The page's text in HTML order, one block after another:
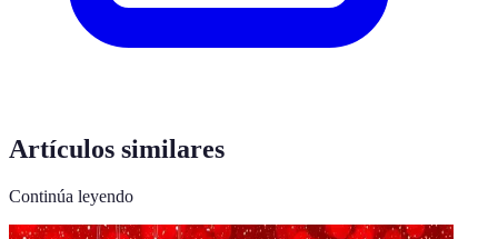
Artículos similares
Continúa leyendo